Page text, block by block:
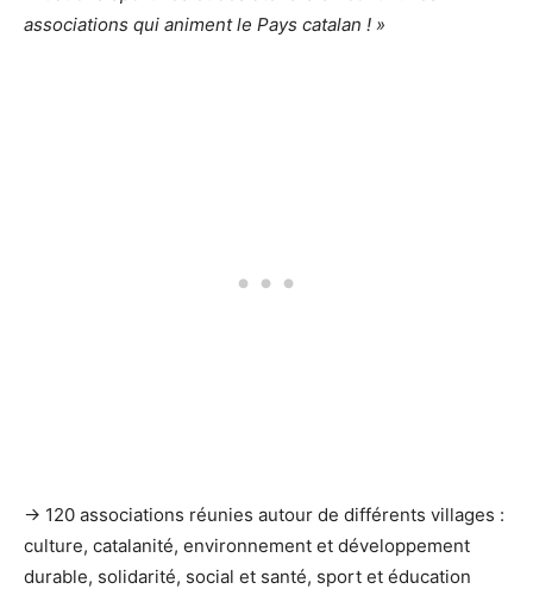
associations qui animent le Pays catalan ! »
→ 120 associations réunies autour de différents villages :
culture, catalanité, environnement et développement
durable, solidarité, social et santé, sport et éducation